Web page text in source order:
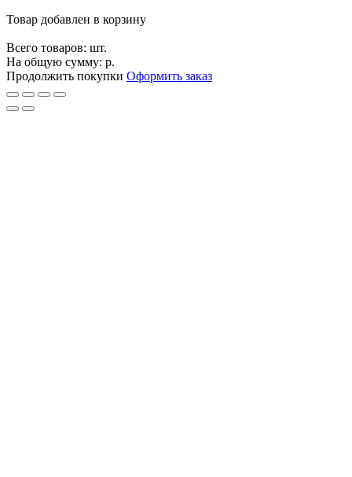
Товар добавлен в корзину
Всего товаров: шт.
На общую сумму: р.
Продолжить покупки Оформить заказ